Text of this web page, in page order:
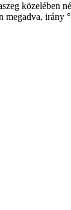
közelében
megadva, irány